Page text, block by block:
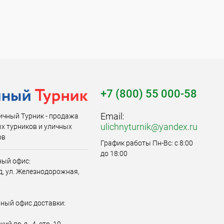
Турник - продажа
турников и уличных
офис:
ул. Железнодорожная,
офис доставки:
+7 (800) 55 000-58
Email:
ulichnyturnik@yandex.ru
График работы Пн-Вс: с 8:00
до 18:00